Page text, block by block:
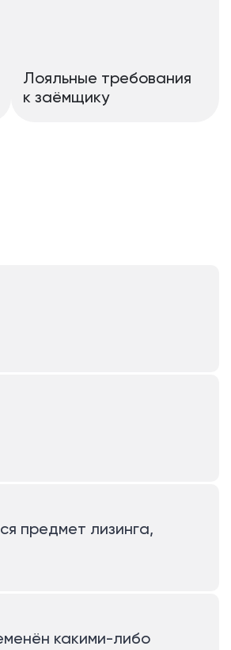
Лояльные требования
к заёмщику
предмет лизинга,
какими-либо